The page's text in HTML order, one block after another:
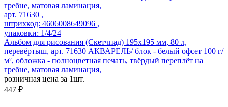
арт. 71630 ,
штрихкод: 4606008649096 ,
упаковки: 1/4/24
Альбом для рисования (Скетчпад) 195x195 мм, 80 л,
перевёртыш, арт. 71630 АКВАРЕЛЬ/ блок - белый офсет 100 г/
м², обложка - полноцветная печать, твёрдый переплёт на
гребне, матовая ламинация,
розничная цена за 1шт.
447 ₽